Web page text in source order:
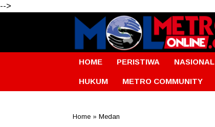
-->
HOME PERISTIWA NASIONAL
HUKUM METRO COMMUNITY
Home » Medan